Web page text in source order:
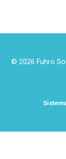
© 2026 Fuhro